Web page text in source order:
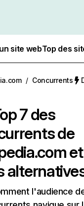
site webTop des
/ Concurrents
7 des
de
et
l'audience